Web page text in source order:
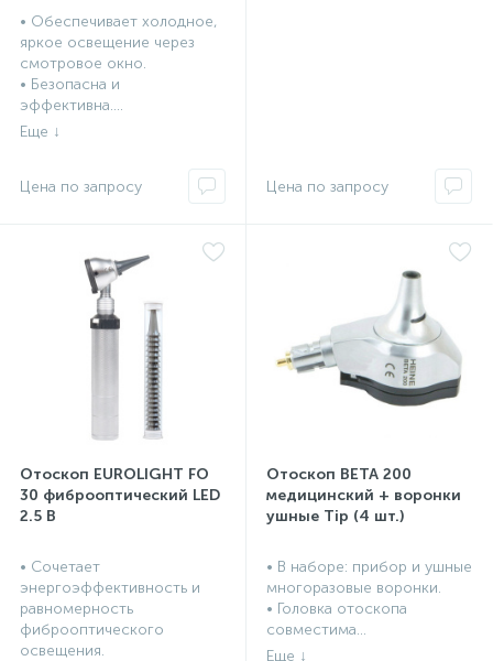
• Обеспечивает холодное,
яркое освещение через
смотровое окно.
• Безопасна и
эффективна....
Отоскоп EUROLIGHT FO
30 фиброоптический LED
2.5 В
• Сочетает
энергоэффективность и
равномерность
фиброоптического
освещения.
Отоскоп BETA 200
медицинский + воронки
ушные Tip (4 шт.)
• В наборе: прибор и ушные
многоразовые воронки.
• Головка отоскопа
совместима...